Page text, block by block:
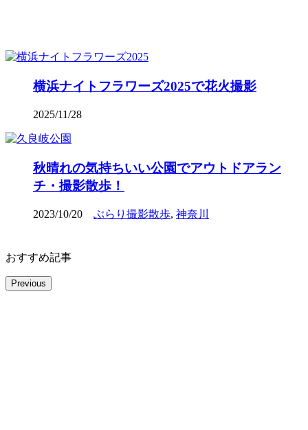
横浜ナイトフラワーズ2025で花火撮影
2025/11/28
秋晴れの気持ちいい公園でアウトドアラン
チ・撮影散歩！
2023/10/20 ぶらり撮影散歩, 神奈川
おすすめ記事
Previous